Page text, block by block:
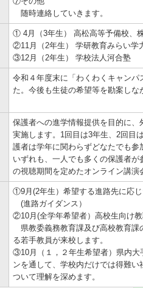
随時連絡していきます。
① 4月（3年生） 高松高等予備校、
②11月（2年生） 学研教育みらい学
③12月（2年生） 学校法人河合塾
令和４年度末に「わくわくキャン
た。今後も生徒の希望等を勘案しな
保護者への進学情報提供を目的に
実施します。1回目は3年生、2回目
護者は学年に関わらずどなたでも参
いずれも、一人でも多くの保護者
の視聴期間を定めたオンライン講演
①9月(2年生）希望する進路先に応
(進路ガイダンス）
②10月(全学年希望者）高校生向け
県教委義務教育課及び高校教育課
る若手教員が来校します。
③10月（１，２年生希望者）県内大
ンを通して、学校内だけでは得難
ついて理解を深めます。